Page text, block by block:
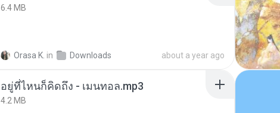
6.4 MB
Orasa K. in Downloads about a year ago
อยู่ที่ไหนก็คิดถึง - เมนทอล.mp3
4.2 MB